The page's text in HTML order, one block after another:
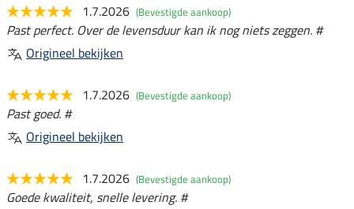
1.7.2026 (Bevestigde aankoop)
Past perfect. Over de levensduur kan ik nog niets zeggen. #
Origineel bekijken
1.7.2026 (Bevestigde aankoop)
Past goed. #
Origineel bekijken
1.7.2026 (Bevestigde aankoop)
Goede kwaliteit, snelle levering. #